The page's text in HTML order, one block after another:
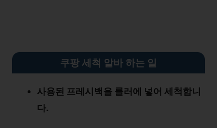
쿠팡 세척 알바 하는 일
사용된 프레시백을 롤러에 넣어 세척합니
다.